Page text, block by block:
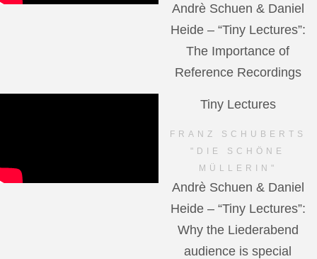
Andrè Schuen & Daniel
Heide – “Tiny Lectures”:
The Importance of
Reference Recordings
Tiny Lectures
FRANZ SCHUBERTS
"DIE SCHÖNE
MÜLLERIN"
Andrè Schuen & Daniel
Heide – “Tiny Lectures”:
Why the Liederabend
audience is special